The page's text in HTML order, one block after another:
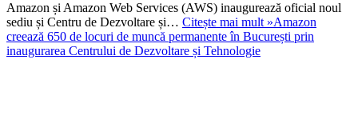
Amazon și Amazon Web Services (AWS) inaugurează oficial noul
sediu și Centru de Dezvoltare și… Citește mai mult »Amazon
creează 650 de locuri de muncă permanente în București prin
inaugurarea Centrului de Dezvoltare și Tehnologie